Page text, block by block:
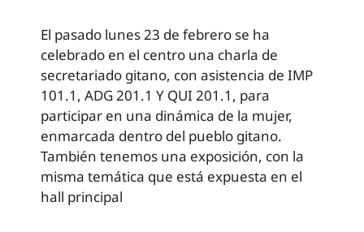
El pasado lunes 23 de febrero se ha
celebrado en el centro una charla de
secretariado gitano, con asistencia de IMP
101.1, ADG 201.1 Y QUI 201.1, para
participar en una dinámica de la mujer,
enmarcada dentro del pueblo gitano.
También tenemos una exposición, con la
misma temática que está expuesta en el
hall principal